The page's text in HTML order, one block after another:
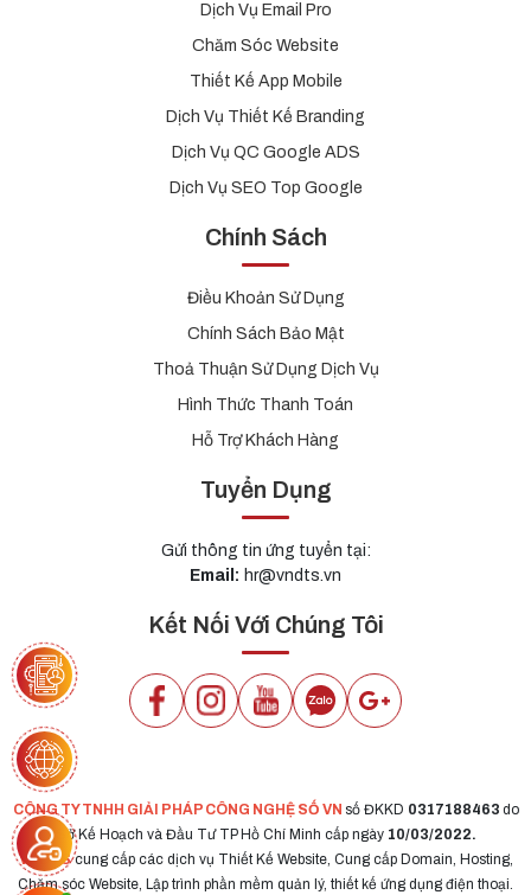
Dịch Vụ Email Pro
Chăm Sóc Website
Thiết Kế App Mobile
Dịch Vụ Thiết Kế Branding
Dịch Vụ QC Google ADS
Dịch Vụ SEO Top Google
Chính Sách
Điều Khoản Sử Dụng
Chính Sách Bảo Mật
Thoả Thuận Sử Dụng Dịch Vụ
Hình Thức Thanh Toán
Hỗ Trợ Khách Hàng
Tuyển Dụng
Gửi thông tin ứng tuyển tại:
Email: hr@vndts.vn
Kết Nối Với Chúng Tôi
CÔNG TY TNHH GIẢI PHÁP CÔNG NGHỆ SỐ VN số ĐKKD 0317188463 do
Sở Kế Hoạch và Đầu Tư TP Hồ Chí Minh cấp ngày 10/03/2022.
VNDTScung cấp các dịch vụ Thiết Kế Website, Cung cấp Domain, Hosting,
Chăm sóc Website, Lập trình phần mềm quản lý, thiết kế ứng dụng điện thoại.